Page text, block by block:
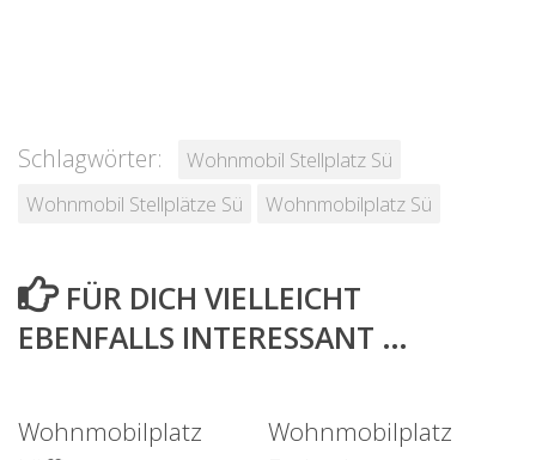
Schlagwörter:
Wohnmobil Stellplatz Sü
Wohnmobil Stellplätze Sü
Wohnmobilplatz Sü
FÜR DICH VIELLEICHT
EBENFALLS INTERESSANT …
Wohnmobilplatz
Wohnmobilplatz